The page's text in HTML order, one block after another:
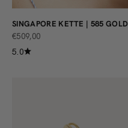
SINGAPORE KETTE | 585 GOLD
ANGEBOT
€509,00
5.0